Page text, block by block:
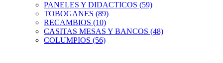
PANELES Y DIDACTICOS (59)
TOBOGANES (89)
RECAMBIOS (10)
CASITAS MESAS Y BANCOS (48)
COLUMPIOS (56)